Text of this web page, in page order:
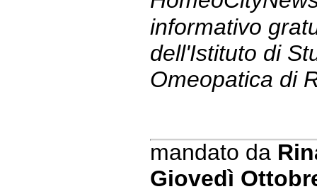
informativo
dell'Istituto di
Omeopatica di
mandato da
Giovedì